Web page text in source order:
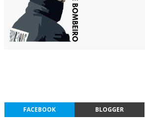
FACEBOOK BLOGGER